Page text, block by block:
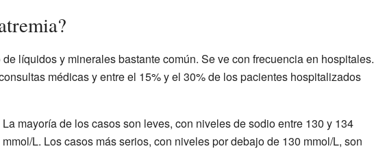
líquidos y minerales bastante común. Se ve con frecuencia en hospitales.
médicas y entre el 15% y el 30% de los pacientes hospitalizados
La mayoría de los casos son leves, con niveles de sodio entre 130 y 134
mmol/L. Los casos más serios, con niveles por debajo de 130 mmol/L, son